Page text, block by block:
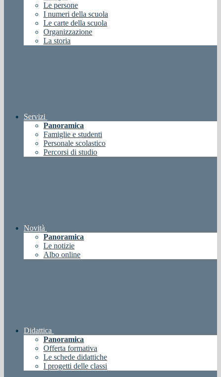
Le persone
I numeri della scuola
Le carte della scuola
Organizzazione
La storia
Servizi
Panoramica
Famiglie e studenti
Personale scolastico
Percorsi di studio
Novità
Panoramica
Le notizie
Albo online
Didattica
Panoramica
Offerta formativa
Le schede didattiche
I progetti delle classi